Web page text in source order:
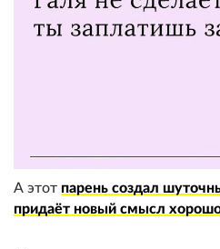
А этот парень создал
придаёт новый смысл